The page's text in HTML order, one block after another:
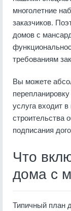
многолетние
заказчиков.
домов с
требованиям
Вы можете
услуга входит
строительства
подписания
Что
дома с
Типичный план